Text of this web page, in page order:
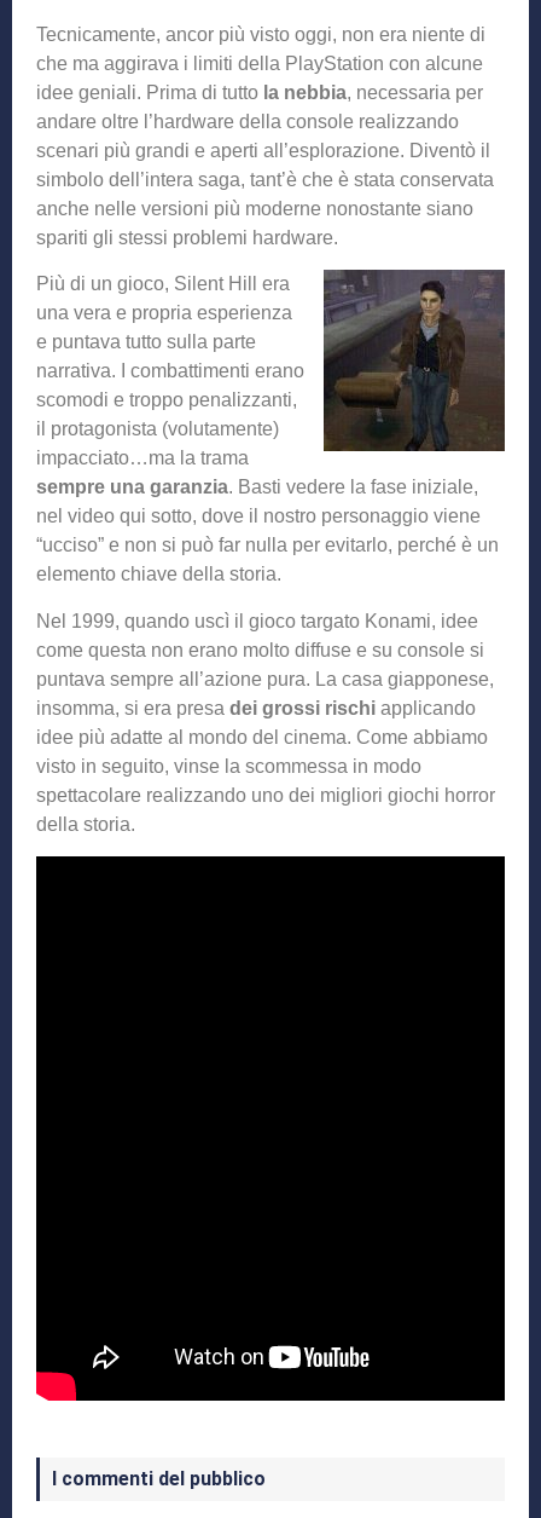
Tecnicamente, ancor più visto oggi, non era niente di
che ma aggirava i limiti della PlayStation con alcune
idee geniali. Prima di tutto la nebbia, necessaria per
andare oltre l’hardware della console realizzando
scenari più grandi e aperti all’esplorazione. Diventò il
simbolo dell’intera saga, tant’è che è stata conservata
anche nelle versioni più moderne nonostante siano
spariti gli stessi problemi hardware.
Più di un gioco, Silent Hill era
una vera e propria esperienza
e puntava tutto sulla parte
narrativa. I combattimenti erano
scomodi e troppo penalizzanti,
il protagonista (volutamente)
impacciato…ma la trama
sempre una garanzia. Basti vedere la fase iniziale,
nel video qui sotto, dove il nostro personaggio viene
“ucciso” e non si può far nulla per evitarlo, perché è un
elemento chiave della storia.
Nel 1999, quando uscì il gioco targato Konami, idee
come questa non erano molto diffuse e su console si
puntava sempre all’azione pura. La casa giapponese,
insomma, si era presa dei grossi rischi applicando
idee più adatte al mondo del cinema. Come abbiamo
visto in seguito, vinse la scommessa in modo
spettacolare realizzando uno dei migliori giochi horror
della storia.
I commenti del pubblico